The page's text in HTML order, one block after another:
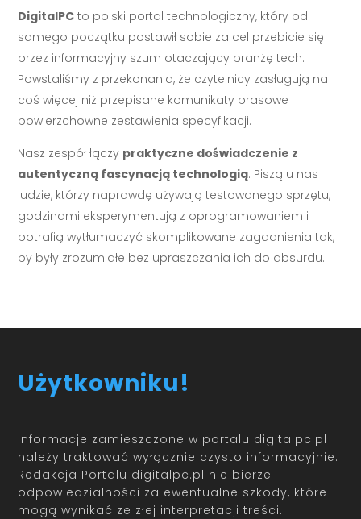
DigitalPC to polski portal technologiczny, który od
samego początku postawił sobie za cel przebicie się
przez informacyjny szum otaczający branżę tech.
Powstaliśmy z przekonania, że czytelnicy zasługują na
coś więcej niż przepisane komunikaty prasowe i
powierzchowne zestawienia specyfikacji.
Nasz zespół łączy praktyczne doświadczenie z
autentyczną fascynacją technologią. Piszą u nas
ludzie, którzy naprawdę używają testowanego sprzętu,
godzinami eksperymentują z oprogramowaniem i
potrafią wytłumaczyć skomplikowane zagadnienia tak,
by były zrozumiałe bez upraszczania ich do absurdu.
Użytkowniku!
Informacje zamieszczone w portalu digitalpc.pl
należy traktować wyłącznie czysto informacyjnie.
Redakcja Portalu digitalpc.pl nie bierze
odpowiedzialności za ewentualne szkody, które
mogą wynikać ze złej interpretacji treści.